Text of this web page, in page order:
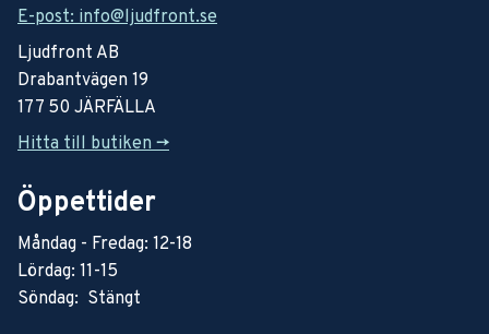
E-post: info@ljudfront.se
Ljudfront AB
Drabantvägen 19
177 50 JÄRFÄLLA
Hitta till butiken ->
Öppettider
Måndag - Fredag: 12-18
Lördag: 11-15
Söndag: Stängt